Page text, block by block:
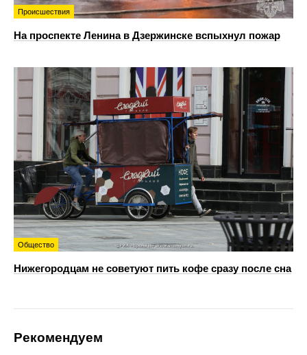
Происшествия
На проспекте Ленина в Дзержинске вспыхнул пожар
Общество
Нижегородцам не советуют пить кофе сразу после сна
Рекомендуем